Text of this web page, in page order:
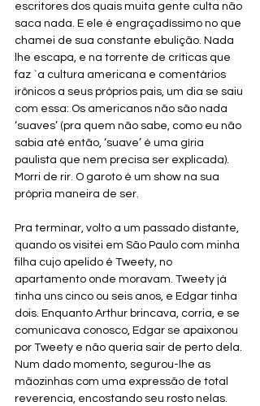
escritores dos quais muita gente culta não
saca nada. E ele é engraçadíssimo no que
chamei de sua constante ebulição. Nada
lhe escapa, e na torrente de críticas que
faz `a cultura americana e comentários
irônicos a seus próprios pais, um dia se saiu
com essa: Os americanos não são nada
‘suaves’ (pra quem não sabe, como eu não
sabia até então, ‘suave’ é uma gíria
paulista que nem precisa ser explicada).
Morri de rir. O garoto é um show na sua
própria maneira de ser.
Pra terminar, volto a um passado distante,
quando os visitei em São Paulo com minha
filha cujo apelido é Tweety, no
apartamento onde moravam. Tweety já
tinha uns cinco ou seis anos, e Edgar tinha
dois. Enquanto Arthur brincava, corria, e se
comunicava conosco, Edgar se apaixonou
por Tweety e não queria sair de perto dela.
Num dado momento, segurou-lhe as
mãozinhas com uma expressão de total
reverencia, encostando seu rosto nelas.